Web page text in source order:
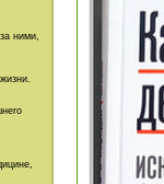
ними,